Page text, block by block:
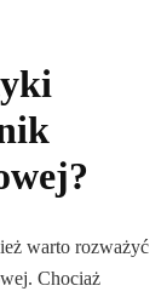
warto rozważyć
Chociaż